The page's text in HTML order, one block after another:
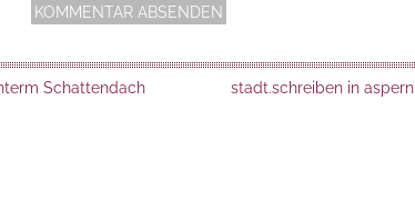
stadt.schreiben in
Schattendach